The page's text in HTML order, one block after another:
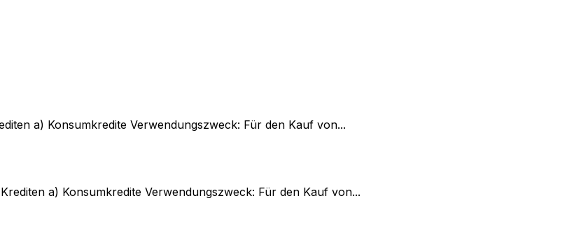
a) Konsumkredite Verwendungszweck: Für den Kauf von...
a) Konsumkredite Verwendungszweck: Für den Kauf von...